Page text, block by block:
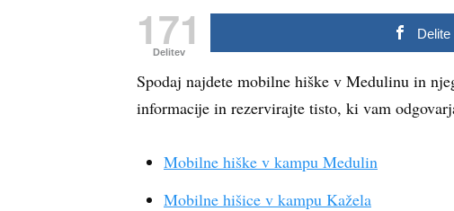
171
Delitev
Spodaj najdete mobilne hiške v Medulinu in
informacije in rezervirajte tisto, ki vam
Mobilne hiške v kampu Medulin
Mobilne hišice v kampu Kažela